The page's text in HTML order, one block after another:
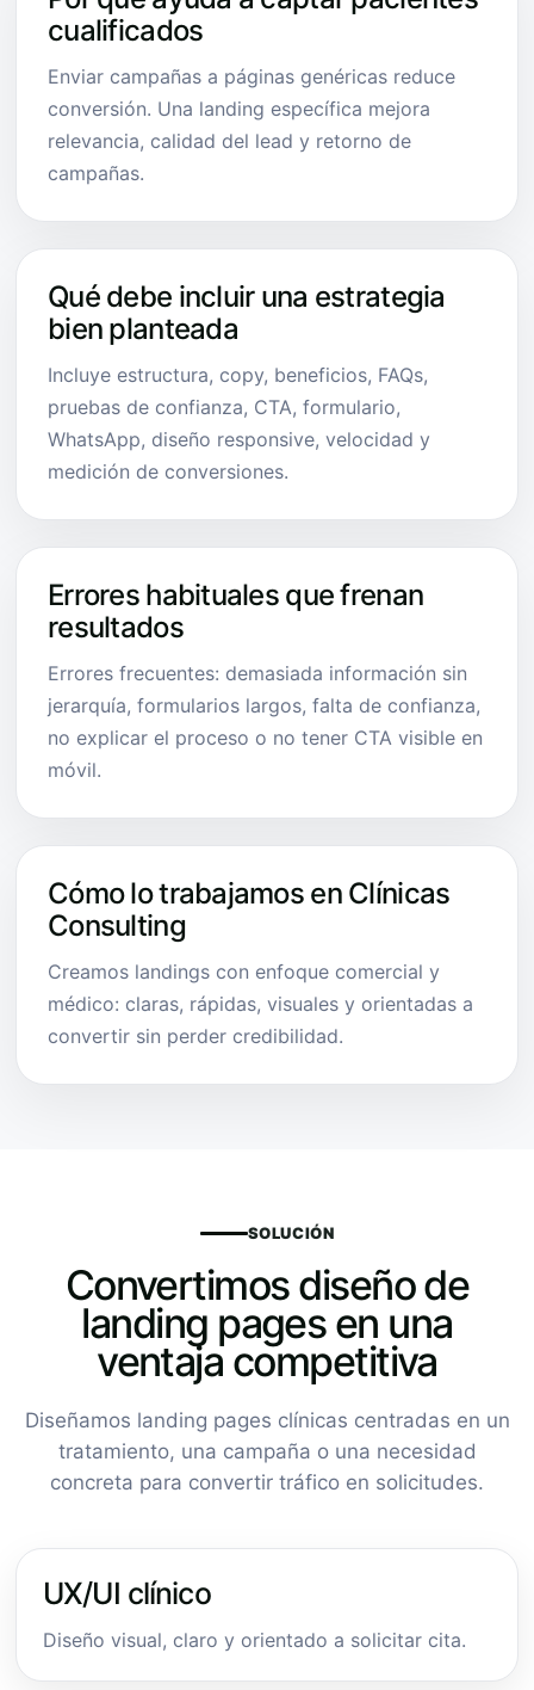
cualificados
Enviar campañas a páginas genéricas reduce
conversión. Una landing específica mejora
relevancia, calidad del lead y retorno de
campañas.
Qué debe incluir una estrategia
bien planteada
Incluye estructura, copy, beneficios, FAQs,
pruebas de confianza, CTA, formulario,
WhatsApp, diseño responsive, velocidad y
medición de conversiones.
Errores habituales que frenan
resultados
Errores frecuentes: demasiada información sin
jerarquía, formularios largos, falta de confianza,
no explicar el proceso o no tener CTA visible en
móvil.
Cómo lo trabajamos en Clínicas
Consulting
Creamos landings con enfoque comercial y
médico: claras, rápidas, visuales y orientadas a
convertir sin perder credibilidad.
SOLUCIÓN
Convertimos diseño de
landing pages en una
ventaja competitiva
Diseñamos landing pages clínicas centradas en un
tratamiento, una campaña o una necesidad
concreta para convertir tráfico en solicitudes.
UX/UI clínico
Diseño visual, claro y orientado a solicitar cita.